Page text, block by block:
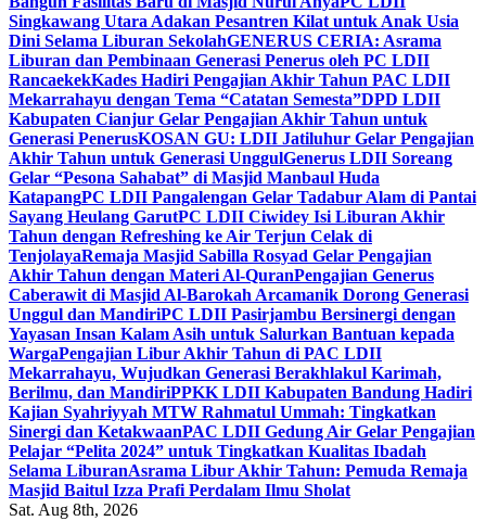
Singkawang Utara Adakan Pesantren Kilat untuk Anak Usia
Dini Selama Liburan SekolahGENERUS CERIA: Asrama
Liburan dan Pembinaan Generasi Penerus oleh PC LDII
RancaekekKades Hadiri Pengajian Akhir Tahun PAC LDII
Mekarrahayu dengan Tema “Catatan Semesta”DPD LDII
Kabupaten Cianjur Gelar Pengajian Akhir Tahun untuk
Generasi PenerusKOSAN GU: LDII Jatiluhur Gelar Pengajian
Akhir Tahun untuk Generasi UnggulGenerus LDII Soreang
Gelar “Pesona Sahabat” di Masjid Manbaul Huda
KatapangPC LDII Pangalengan Gelar Tadabur Alam di Pantai
Sayang Heulang GarutPC LDII Ciwidey Isi Liburan Akhir
Tahun dengan Refreshing ke Air Terjun Celak di
TenjolayaRemaja Masjid Sabilla Rosyad Gelar Pengajian
Akhir Tahun dengan Materi Al-QuranPengajian Generus
Caberawit di Masjid Al-Barokah Arcamanik Dorong Generasi
Unggul dan MandiriPC LDII Pasirjambu Bersinergi dengan
Yayasan Insan Kalam Asih untuk Salurkan Bantuan kepada
WargaPengajian Libur Akhir Tahun di PAC LDII
Mekarrahayu, Wujudkan Generasi Berakhlakul Karimah,
Berilmu, dan MandiriPPKK LDII Kabupaten Bandung Hadiri
Kajian Syahriyyah MTW Rahmatul Ummah: Tingkatkan
Sinergi dan KetakwaanPAC LDII Gedung Air Gelar Pengajian
Pelajar “Pelita 2024” untuk Tingkatkan Kualitas Ibadah
Selama LiburanAsrama Libur Akhir Tahun: Pemuda Remaja
Masjid Baitul Izza Prafi Perdalam Ilmu Sholat
Sat. Aug 8th, 2026